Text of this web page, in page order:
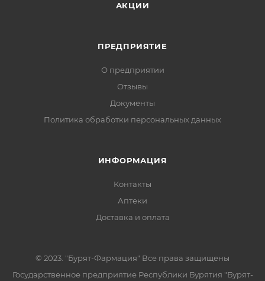
АКЦИИ
ПРЕДПРИЯТИЕ
О предприятии
Отзывы
Документы
Политика обработки персональных данных
ИНФОРМАЦИЯ
Контакты
Аптеки
Доставка и оплата
© 2023. "Бурят-Фармация" Все права защищены
Государственное предприятие Республики Бурятия "Бурят-